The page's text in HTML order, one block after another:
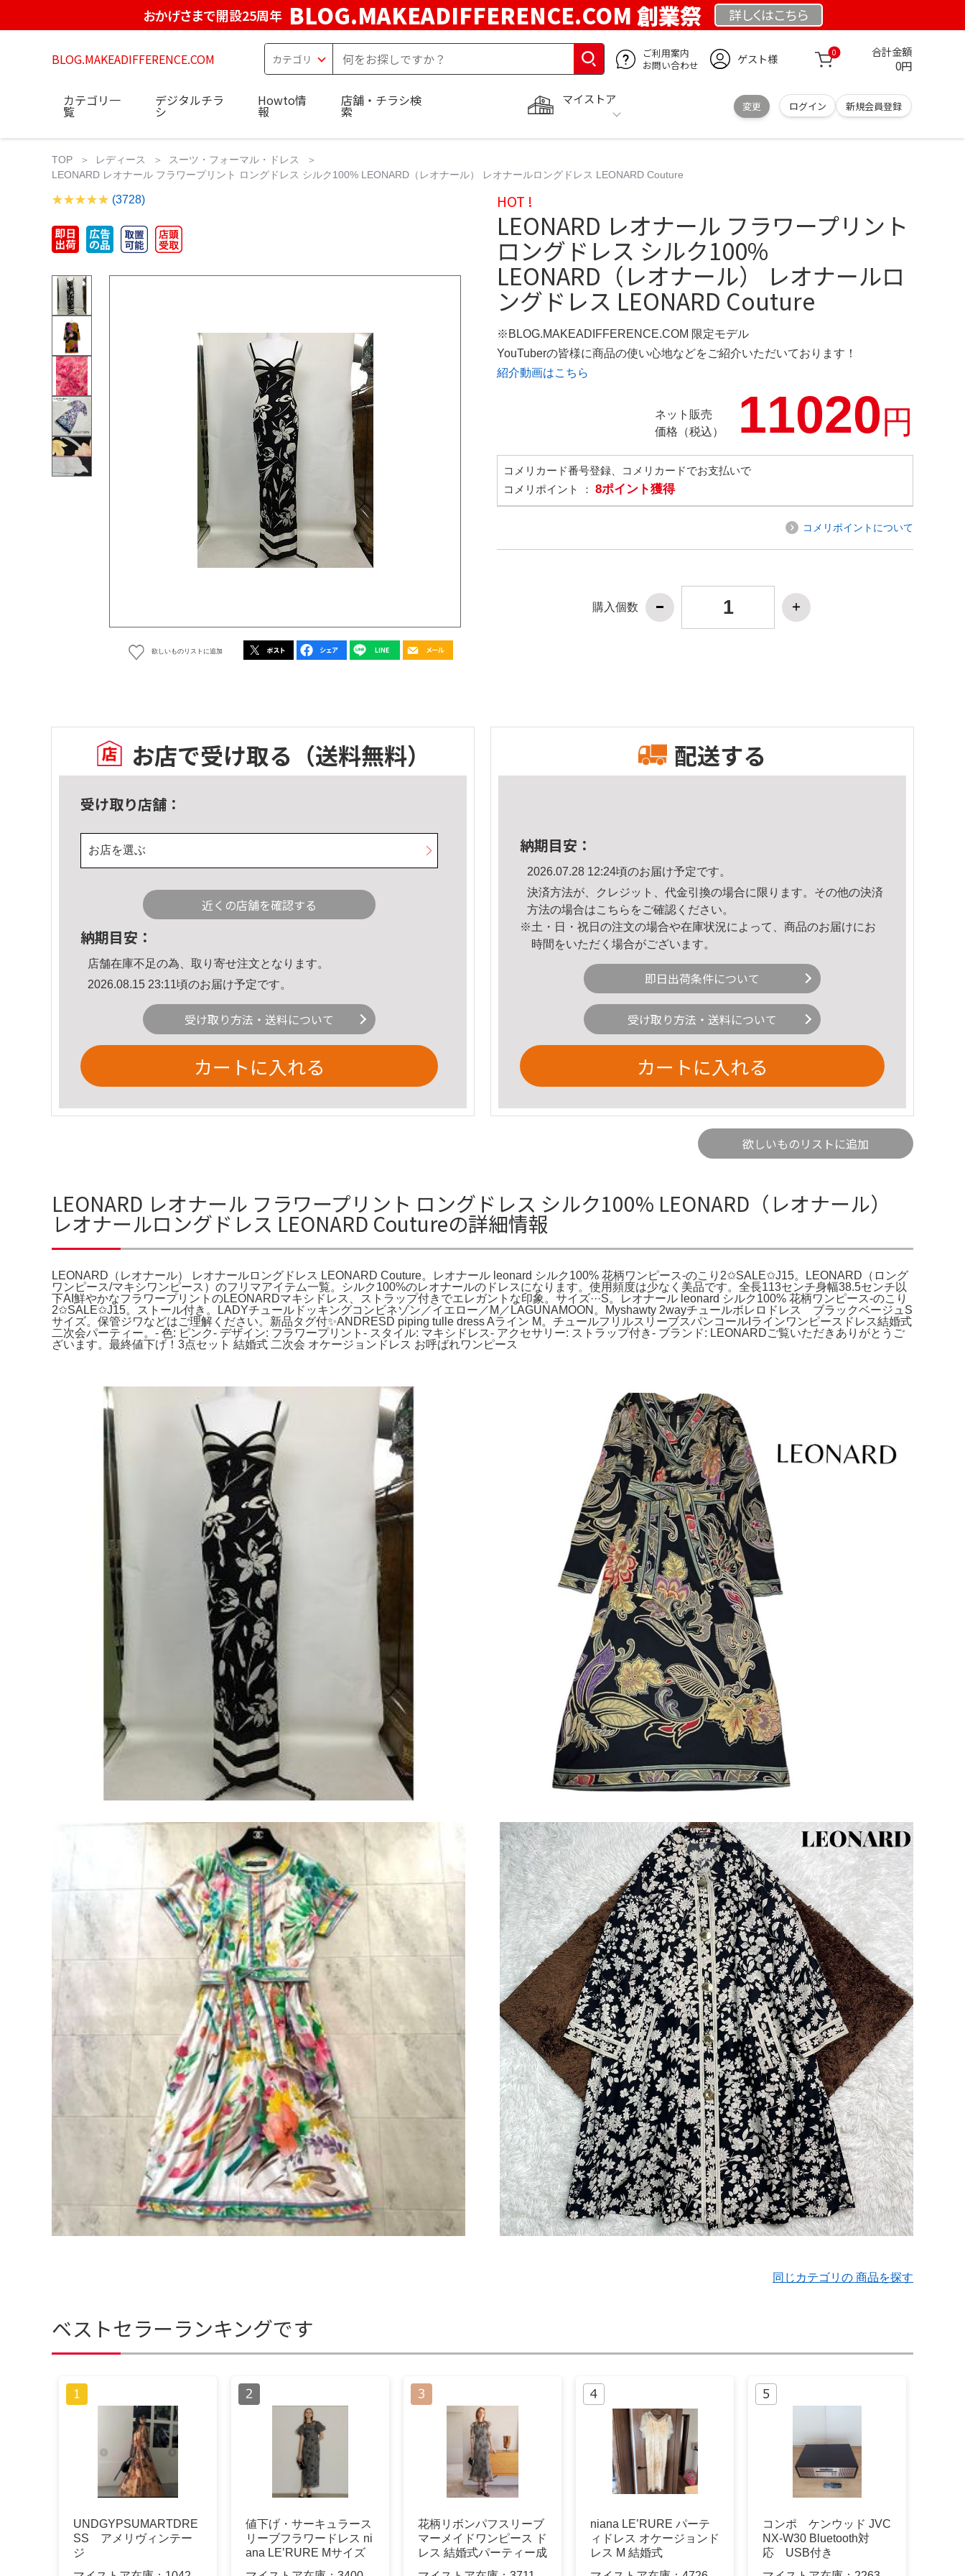
おかげさまで開設25周年 BLOG.MAKEADIFFERENCE.COM 創業祭 詳しくはこちら
BLOG.MAKEADIFFERENCE.COM
ご利用案内
お問い合わせ
ゲスト様 0 合計金額
0円
マイストア
変更 ログイン 新規会員登録
カテゴリ一
覧
デジタルチラ
シ
Howto情
報
店舗・チラシ検
索
TOP レディース
スーツ・フォーマル・ドレス
LEONARD レオナール フラワープリント ロングドレス シルク100% LEONARD（レオナール） レオナールロングドレス LEONARD Couture
(3728)
欲しいものリストに追加
HOT !
LEONARD レオナール フラワープリント
ロングドレス シルク100%
LEONARD（レオナール） レオナールロ
ングドレス LEONARD Couture
※BLOG.MAKEADIFFERENCE.COM 限定モデル
YouTuberの皆様に商品の使い心地などをご紹介いただいております！
紹介動画はこちら
ネット販売
価格（税込）
11020円
コメリカード番号登録、コメリカードでお支払いで
コメリポイント ： 8ポイント獲得
コメリポイントについて
購入個数
お店で受け取る （送料無料）
受け取り店舗：
お店を選ぶ
近くの店舗を確認する
納期目安：
店舗在庫不足の為、取り寄せ注文となります。
2026.08.15 23:11頃のお届け予定です。
受け取り方法・送料について
カートに入れる
配送する
納期目安：
2026.07.28 12:24頃のお届け予定です。
決済方法が、クレジット、代金引換の場合に限ります。その他の決済
方法の場合はこちら をご確認ください。
※土・日・祝日の注文の場合や在庫状況によって、商品のお届けにお
時間をいただく場合がございます。
即日出荷条件について
受け取り方法・送料について
カートに入れる
欲しいものリストに追加
LEONARD レオナール フラワープリント ロングドレス シルク100% LEONARD（レオナール）
レオナールロングドレス LEONARD Coutureの詳細情報
LEONARD（レオナール） レオナールロングドレス LEONARD Couture。レオナール leonard シルク100% 花柄ワンピース-のこり2✩SALE✩J15。LEONARD（ロング
ワンピース/マキシワンピース）のフリマアイテム一覧。シルク100%のレオナールのドレスになります。使用頻度は少なく美品です。全長113センチ身幅38.5センチ以
下AI鮮やかなフラワープリントのLEONARDマキシドレス、ストラップ付きでエレガントな印象。サイズ···S。レオナール leonard シルク100% 花柄ワンピース-のこり
2✩SALE✩J15。ストール付き。LADYチュールドッキングコンビネゾン／イエロー／M／LAGUNAMOON。Myshawty 2wayチュールボレロドレス ブラックベージュS
サイズ。保管ジワなどはご理解ください。新品タグ付✨️ANDRESD piping tulle dress Aライン M。チュールフリルスリーブスパンコールIラインワンピースドレス結婚式
二次会パーティー。- 色: ピンク- デザイン: フラワープリント- スタイル: マキシドレス- アクセサリー: ストラップ付き- ブランド: LEONARDご覧いただきありがとうご
ざいます。最終値下げ！3点セット 結婚式 二次会 オケージョンドレス お呼ばれワンピース
同じカテゴリの 商品を探す
ベストセラーランキングです
UNDGYPSUMARTDRE
SS アメリヴィンテー
ジ
値下げ・サーキュラース
リーブフラワードレス ni
ana LE’RURE Mサイズ
花柄リボンパフスリーブ
マーメイドワンピース ド
レス 結婚式パーティー成
niana LE’RURE パーテ
ィドレス オケージョンド
レス M 結婚式
コンポ ケンウッド JVC
NX-W30 Bluetooth対
応 USB付き